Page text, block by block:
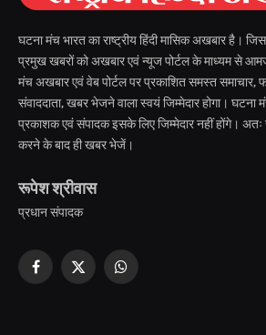
घटना मंच भारत का राष्ट्रीय हिंदी मासिक अखबार है।
प्रमुख खबरों को अखबार एवं न्यूज पोर्टल के माध्यम से
मंच अखबार एवं वेब पोर्टल पर प्रकाशित समस्त समाचार,
संवाददाता, खबर भेजने वाला स्वयं जिम्मेदार होगा।
प्रकाशक एवं संपादक इसके लिए जिम्मेदार नहीं होंगे।
करने के बाद ही खबर भेजें।
रूपेश श्रीवास
प्रधान संपादक
Facebook
X
WhatsApp